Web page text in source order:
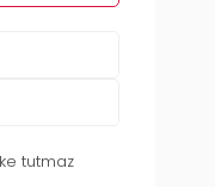
tutmaz